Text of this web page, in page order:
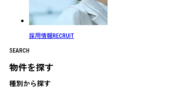
採用情報 RECRUIT
SEARCH
物件を探す
種別から探す